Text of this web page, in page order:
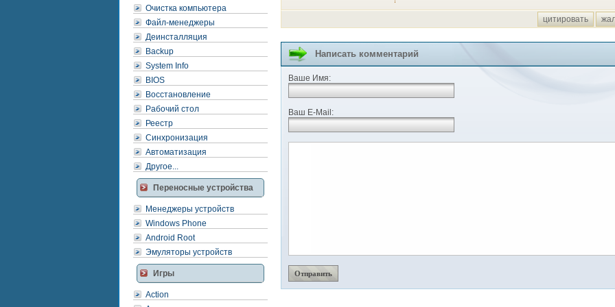
Очистка компьютера
Файл-менеджеры
Деинсталляция
Backup
System Info
BIOS
Восстановление
Рабочий стол
Реестр
Синхронизация
Автоматизация
Другое...
Переносные устройства
Менеджеры устройств
Windows Phone
Android Root
Эмуляторы устройств
Игры
Action
цитировать
Написать комментарий
Ваше Имя:
Ваш E-Mail: